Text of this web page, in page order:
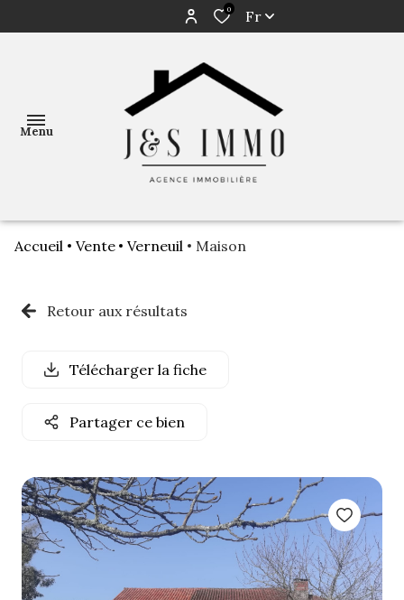
0 Fr
Menu
NOS
AVIS DE
ALERTE
NOTRE
AGENCE
CONTACT
Accueil Vente Verneuil Maison
Retour aux résultats
Télécharger la fiche
Partager ce bien